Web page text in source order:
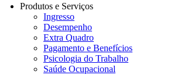
Produtos e Serviços
Ingresso
Desempenho
Extra Quadro
Pagamento e Benefícios
Psicologia do Trabalho
Saúde Ocupacional